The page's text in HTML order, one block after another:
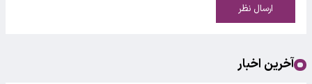
ارسال نظر
آخرین اخبار